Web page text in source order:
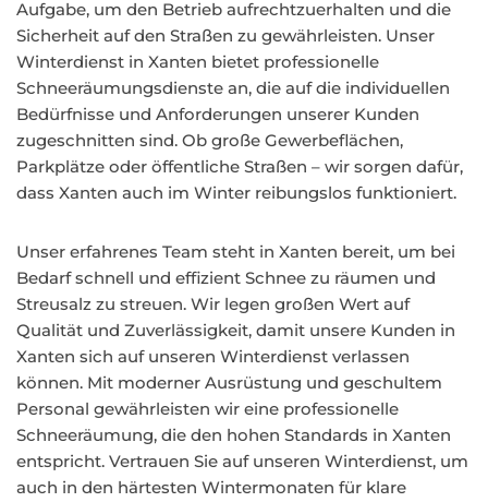
Aufgabe, um den Betrieb aufrechtzuerhalten und die
Sicherheit auf den Straßen zu gewährleisten. Unser
Winterdienst in Xanten bietet professionelle
Schneeräumungsdienste an, die auf die individuellen
Bedürfnisse und Anforderungen unserer Kunden
zugeschnitten sind. Ob große Gewerbeflächen,
Parkplätze oder öffentliche Straßen – wir sorgen dafür,
dass Xanten auch im Winter reibungslos funktioniert.
Unser erfahrenes Team steht in Xanten bereit, um bei
Bedarf schnell und effizient Schnee zu räumen und
Streusalz zu streuen. Wir legen großen Wert auf
Qualität und Zuverlässigkeit, damit unsere Kunden in
Xanten sich auf unseren Winterdienst verlassen
können. Mit moderner Ausrüstung und geschultem
Personal gewährleisten wir eine professionelle
Schneeräumung, die den hohen Standards in Xanten
entspricht. Vertrauen Sie auf unseren Winterdienst, um
auch in den härtesten Wintermonaten für klare